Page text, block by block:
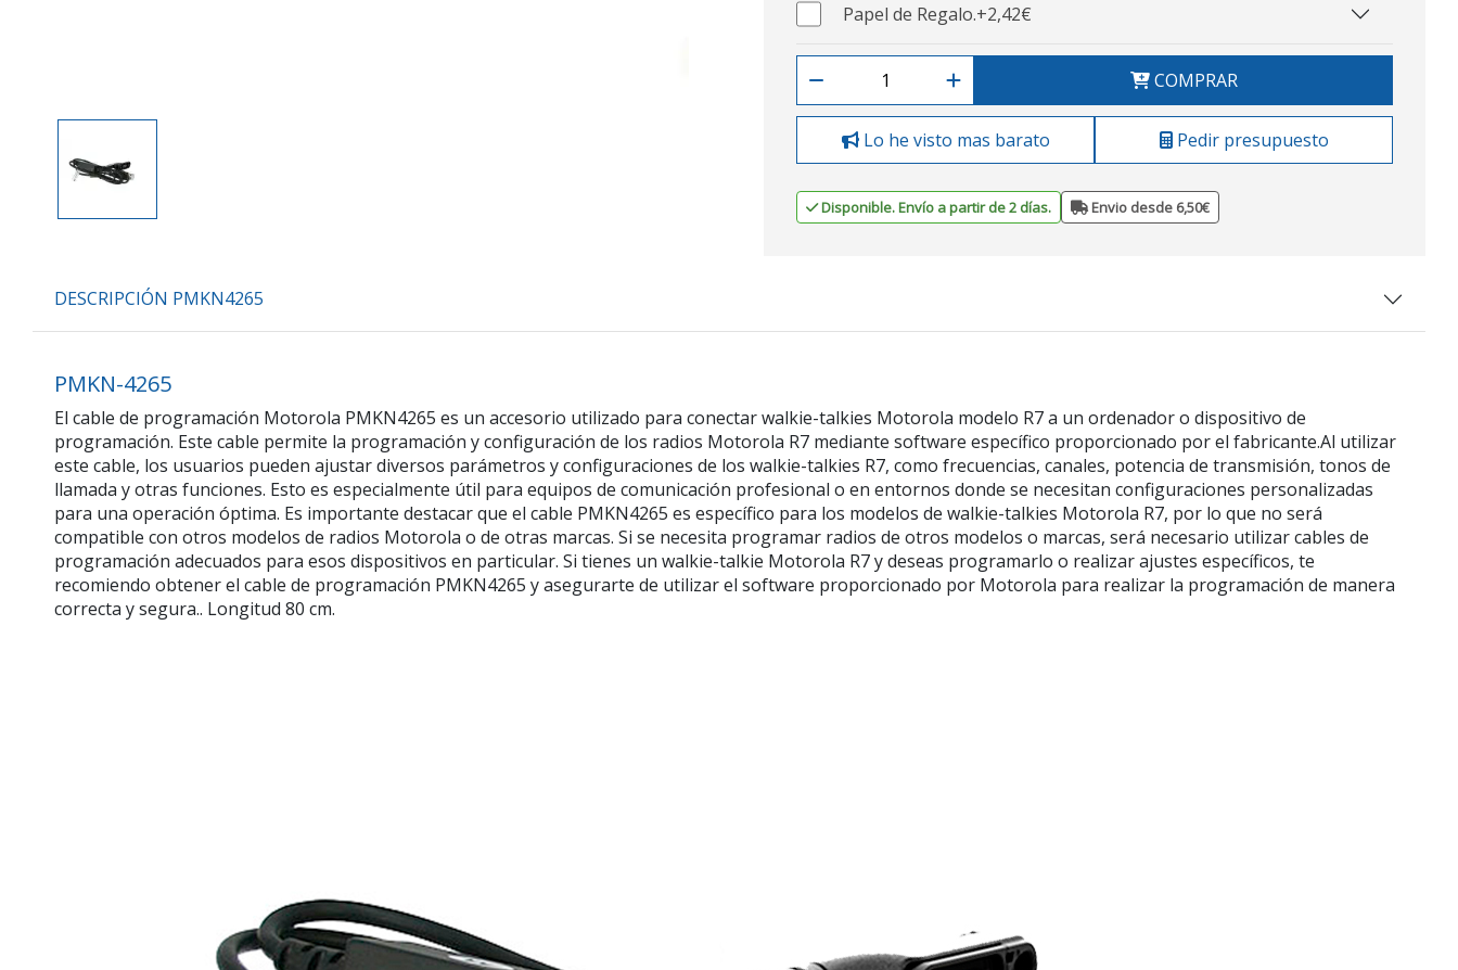
Papel de Regalo.+2,42€
COMPRAR
Lo he visto mas barato Pedir presupuesto
Disponible. Envío a partir de 2 días. Envio desde 6,50€
DESCRIPCIÓN PMKN4265
PMKN-4265
El cable de programación Motorola PMKN4265 es un accesorio utilizado para conectar walkie-talkies Motorola modelo R7 a un ordenador o dispositivo de
programación. Este cable permite la programación y configuración de los radios Motorola R7 mediante software específico proporcionado por el fabricante.Al utilizar
este cable, los usuarios pueden ajustar diversos parámetros y configuraciones de los walkie-talkies R7, como frecuencias, canales, potencia de transmisión, tonos de
llamada y otras funciones. Esto es especialmente útil para equipos de comunicación profesional o en entornos donde se necesitan configuraciones personalizadas
para una operación óptima. Es importante destacar que el cable PMKN4265 es específico para los modelos de walkie-talkies Motorola R7, por lo que no será
compatible con otros modelos de radios Motorola o de otras marcas. Si se necesita programar radios de otros modelos o marcas, será necesario utilizar cables de
programación adecuados para esos dispositivos en particular. Si tienes un walkie-talkie Motorola R7 y deseas programarlo o realizar ajustes específicos, te
recomiendo obtener el cable de programación PMKN4265 y asegurarte de utilizar el software proporcionado por Motorola para realizar la programación de manera
correcta y segura.. Longitud 80 cm.